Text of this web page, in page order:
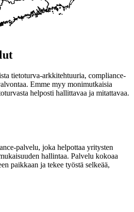
tietoturva-arkkitehtuuria, compliance-
Emme myy monimutkaisia
helposti hallittavaa ja mitattavaa.
palvelu, joka helpottaa yritysten
hallintaa. Palvelu kokoaa
paikkaan ja tekee työstä selkeää,